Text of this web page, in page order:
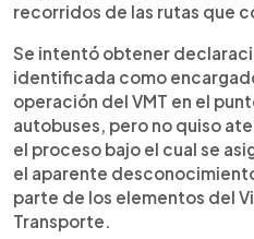
recorridos de las rutas que
Se intentó obtener
identificada como
operación del VMT en el
autobuses, pero no quiso
el proceso bajo el cual se
el aparente
parte de los elementos del
Transporte.